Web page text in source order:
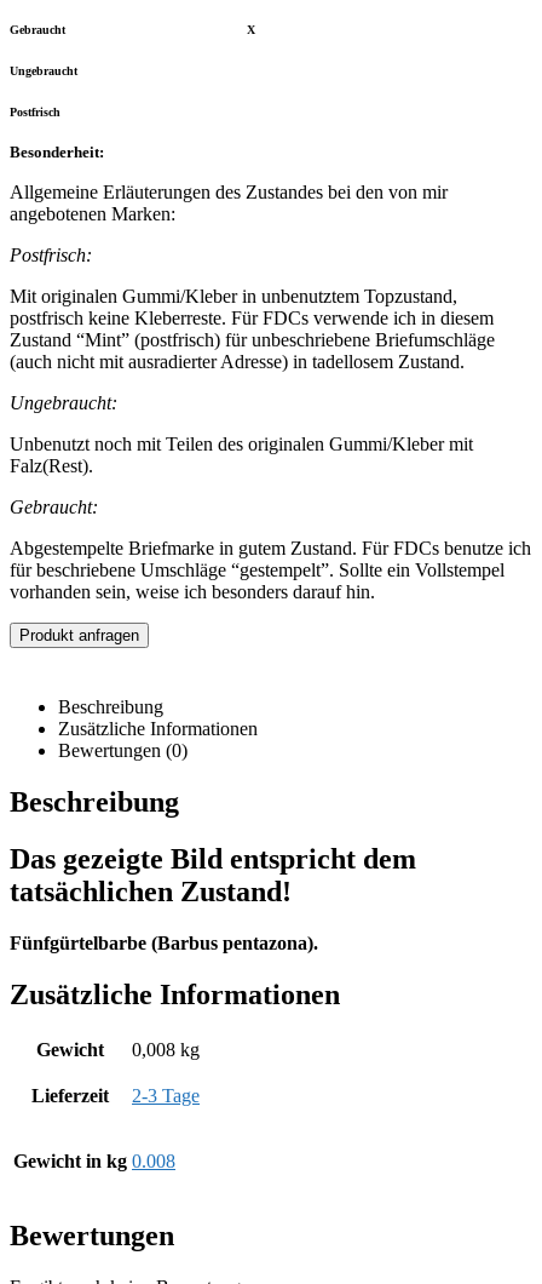
Gebraucht X
Ungebraucht
Postfrisch
Besonderheit:
Allgemeine Erläuterungen des Zustandes bei den von mir
angebotenen Marken:
Postfrisch:
Mit originalen Gummi/Kleber in unbenutztem Topzustand,
postfrisch keine Kleberreste. Für FDCs verwende ich in diesem
Zustand “Mint” (postfrisch) für unbeschriebene Briefumschläge
(auch nicht mit ausradierter Adresse) in tadellosem Zustand.
Ungebraucht:
Unbenutzt noch mit Teilen des originalen Gummi/Kleber mit
Falz(Rest).
Gebraucht:
Abgestempelte Briefmarke in gutem Zustand. Für FDCs benutze ich
für beschriebene Umschläge “gestempelt”. Sollte ein Vollstempel
vorhanden sein, weise ich besonders darauf hin.
Produkt anfragen
Beschreibung
Zusätzliche Informationen
Bewertungen (0)
Beschreibung
Das gezeigte Bild entspricht dem
tatsächlichen Zustand!
Fünfgürtelbarbe (Barbus pentazona).
Zusätzliche Informationen
Gewicht 0,008 kg
Lieferzeit 2-3 Tage
Gewicht in kg 0.008
Bewertungen